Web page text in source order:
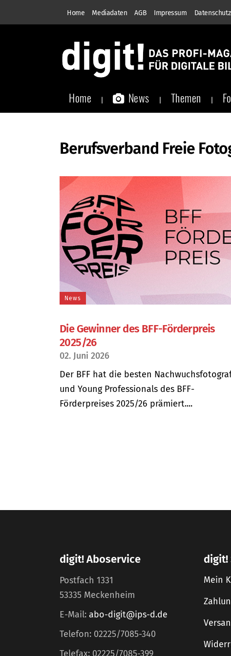
Home Mediadaten AGB Impressum
Home News Themen
Berufsverband Freie
News
Die Gewinner des BFF-Förderpreis
2025/26
02. Juni 2026
Der BFF hat die besten
und Young Professionals des BFF-
Förderpreises 2025/26 prämiert....
digit! Aboservice
Postfach 1331
53335 Meckenheim
E-Mail: abo-digit@ips-d.de
Telefon: 02225/7085-340
Telefax: 02225/7085-399
digit!
Mein